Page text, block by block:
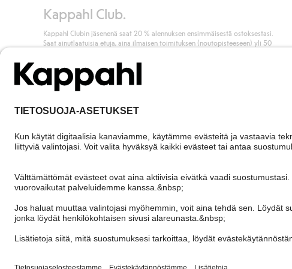
Kappahl Club.
Kappahl Clubin jäsenenä saat 20 % alennuksen ensimmäisestä ostoksestasi.
Saat ainutlaatuisia etuja, aina ilmaisen toimituksen (noutopisteeseen) yli 50
Liity jäseneksi
Finland Vaihda maata
Cookies